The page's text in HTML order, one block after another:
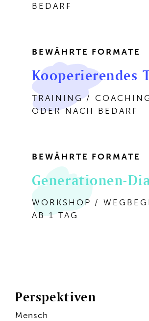
BEDARF
BEWÄHRTE FORMATE
Kooperierendes
TRAINING /
ODER NACH BEDARF
BEWÄHRTE FORMATE
Generationen-
WORKSHOP /
AB 1 TAG
Perspektiven
Mensch